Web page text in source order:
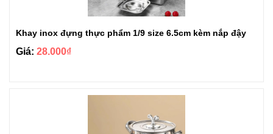
Khay inox đựng thực phẩm 1/9 size 6.5cm kèm nắp đậy
Giá: 28.000₫